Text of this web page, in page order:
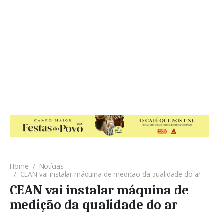
Home
Notícias
CEAN vai instalar máquina de medição da qualidade do ar
CEAN vai instalar máquina de
medição da qualidade do ar